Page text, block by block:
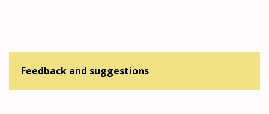
Feedback and suggestions